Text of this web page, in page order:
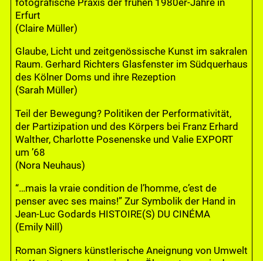
Erfurt
(Claire Müller)
Glaube, Licht und zeitgenössische Kunst im sakralen
Raum. Gerhard Richters Glasfenster im Südquerhaus
des Kölner Doms und ihre Rezeption
(Sarah Müller)
Teil der Bewegung? Politiken der Performativität,
der Partizipation und des Körpers bei Franz Erhard
Walther, Charlotte Posenenske und Valie EXPORT
um ’68
(Nora Neuhaus)
“…mais la vraie condition de l’homme, c’est de
penser avec ses mains!” Zur Symbolik der Hand in
Jean-Luc Godards HISTOIRE(S) DU CINÉMA
(Emily Nill)
Roman Signers künstlerische Aneignung von Umwelt